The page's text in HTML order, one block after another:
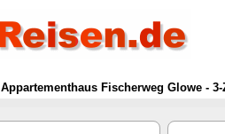
Appartementhaus Fischerweg Glowe -